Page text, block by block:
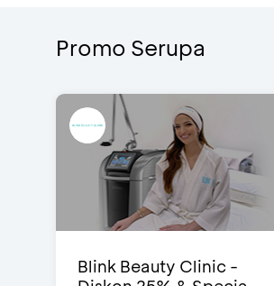
Promo Serupa
Blink Beauty Clinic -